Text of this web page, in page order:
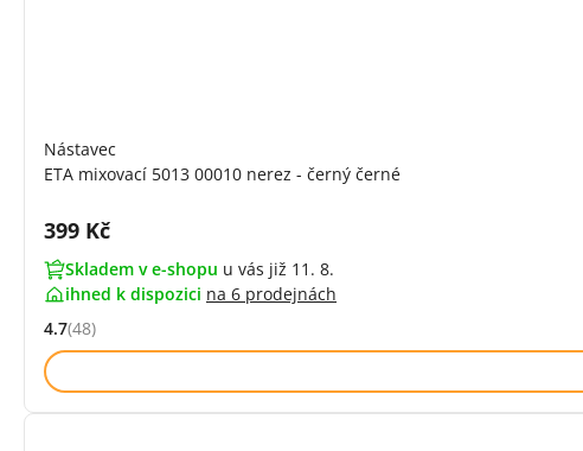
Nástavec
ETA mixovací 5013 00010 nerez - černý černé
Cena s DPH:
399 Kč
Skladem v e-shopu u vás již 11. 8.
ihned k dispozici na 6 prodejnách
Hodnocení: 4.7 z 5 (48 recenzí)
4.7(48)